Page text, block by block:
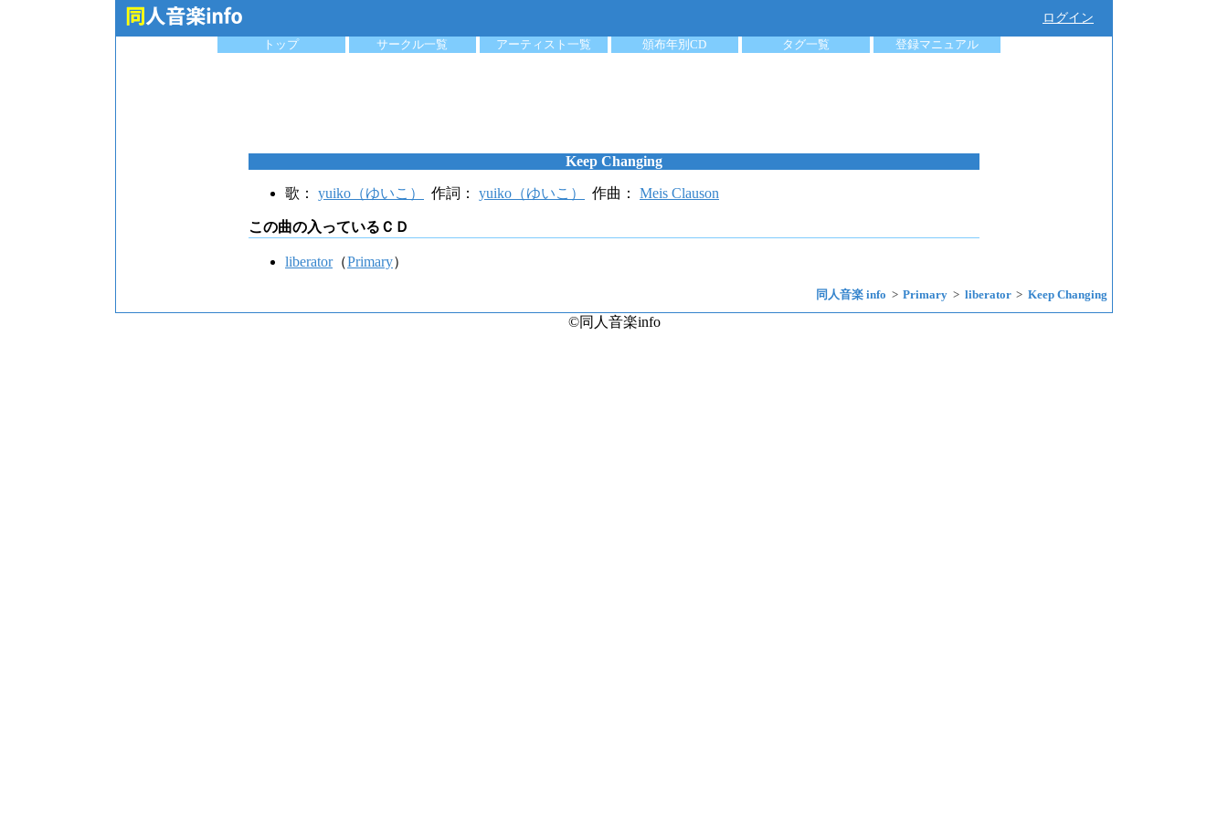
ログイン
トップ
サークル一覧 アーティスト一覧 頒布年別CD タグ一覧 登録マニュアル
Keep Changing
歌： yuiko（ゆいこ） 作詞： yuiko（ゆいこ） 作曲： Meis Clauson
この曲の入っているＣＤ
liberator（Primary）
同人音楽 info Primary liberator Keep Changing
©同人音楽info